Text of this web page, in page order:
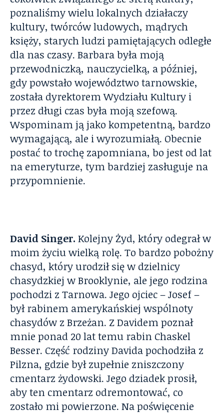
poznaliśmy wielu lokalnych działaczy
kultury, twórców ludowych, mądrych
księży, starych ludzi pamiętających odległe
dla nas czasy. Barbara była moją
przewodniczką, nauczycielką, a później,
gdy powstało województwo tarnowskie,
została dyrektorem Wydziału Kultury i
przez długi czas była moją szefową.
Wspominam ją jako kompetentną, bardzo
wymagającą, ale i wyrozumiałą. Obecnie
postać to trochę zapomniana, bo jest od lat
na emeryturze, tym bardziej zasługuje na
przypomnienie.
David Singer. Kolejny Żyd, który odegrał w
moim życiu wielką rolę. To bardzo pobożny
chasyd, który urodził się w dzielnicy
chasydzkiej w Brooklynie, ale jego rodzina
pochodzi z Tarnowa. Jego ojciec – Josef –
był rabinem amerykańskiej wspólnoty
chasydów z Brzeżan. Z Davidem poznał
mnie ponad 20 lat temu rabin Chaskel
Besser. Część rodziny Davida pochodziła z
Pilzna, gdzie był zupełnie zniszczony
cmentarz żydowski. Jego dziadek prosił,
aby ten cmentarz odremontować, co
zostało mi powierzone. Na poświęcenie